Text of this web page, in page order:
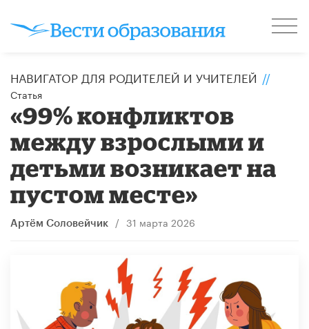
НАВИГАТОР ДЛЯ РОДИТЕЛЕЙ И УЧИТЕЛЕЙ //
Статья
«99% конфликтов
между взрослыми и
детьми возникает на
пустом месте»
Артём Соловейчик / 31 марта 2026